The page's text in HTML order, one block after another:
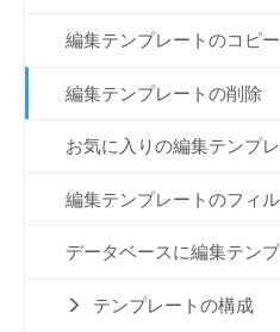
編集テンプレートのコピー
編集テンプレートの削除
お気に入りの編集テンプ
編集テンプレートのフィ
データベースに編集テン
テンプレートの構成